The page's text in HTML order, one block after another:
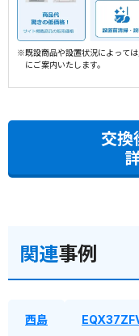
※既設商品や設置状況によって
にご案内いたします。
交換
関連事例
西島